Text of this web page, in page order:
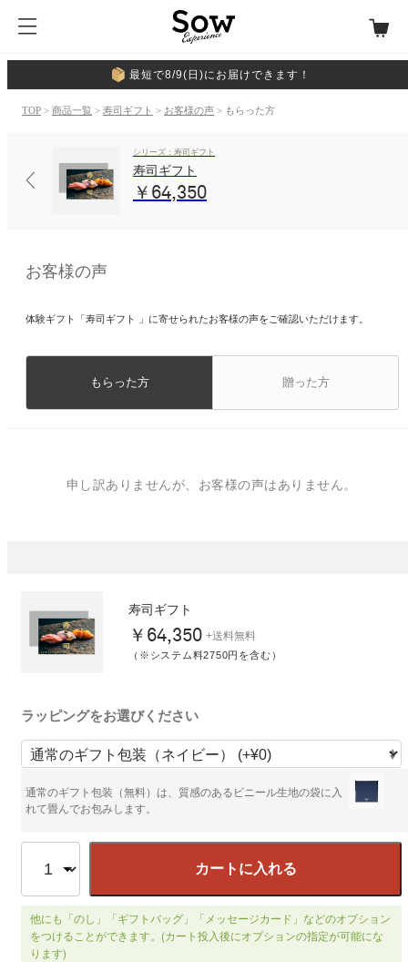
最短で8/9(日)にお届けできます！
TOP > 商品一覧 > 寿司ギフト > お客様の声 > もらった方
シリーズ：寿司ギフト
寿司ギフト
￥64,350
お客様の声
体験ギフト「寿司ギフト 」に寄せられたお客様の声をご確認いただけます。
もらった方 贈った方
申し訳ありませんが、お客様の声はありません。
寿司ギフト
￥64,350 +送料無料
（※システム料2750円を含む）
ラッピングをお選びください
通常のギフト包装（無料）は、質感のあるビニール生地の袋に入
れて畳んでお包みします。
カートに入れる
他にも「のし」「ギフトバッグ」「メッセージカード」などのオプション
をつけることができます。(カート投入後にオプションの指定が可能にな
ります)